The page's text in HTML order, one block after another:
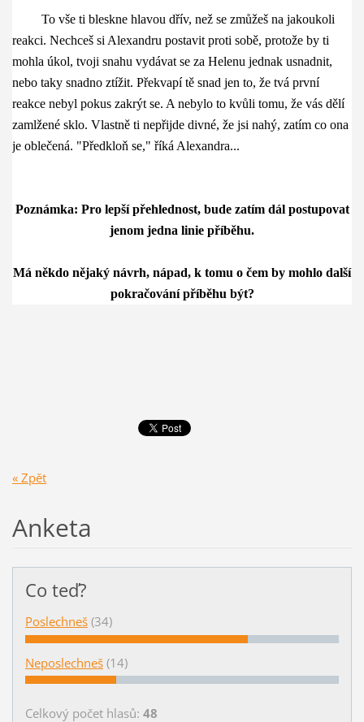
To vše ti bleskne hlavou dřív, než se zmůžeš na jakoukoli
reakci. Nechceš si Alexandru postavit proti sobě, protože by ti
mohla úkol, tvoji snahu vydávat se za Helenu jednak usnadnit,
nebo taky snadno ztížit. Překvapí tě snad jen to, že tvá první
reakce nebyl pokus zakrýt se. A nebylo to kvůli tomu, že vás dělí
zamlžené sklo. Vlastně ti nepřijde divné, že jsi nahý, zatím co ona
je oblečená. "Předkloň se," říká Alexandra...
Poznámka: Pro lepší přehlednost, bude zatím dál postupovat
jenom jedna linie příběhu.
Má někdo nějaký návrh, nápad, k tomu o čem by mohlo další
pokračování příběhu být?
« Zpět
Anketa
Co teď?
Poslechneš (34)
Neposlechneš (14)
Celkový počet hlasů: 48